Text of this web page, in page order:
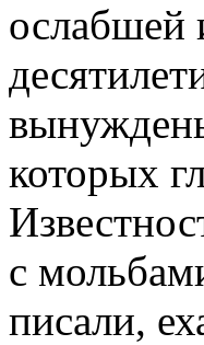
ослабшей
которых
с
писали,